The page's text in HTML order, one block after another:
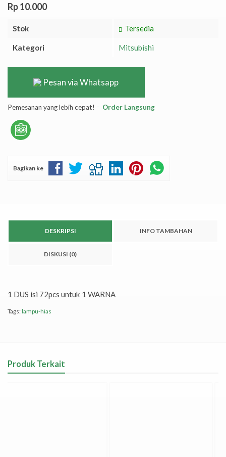
Rp 10.000
Stok Tersedia
Kategori Mitsubishi
Pesan via Whatsapp
Pemesanan yang lebih cepat! Order Langsung
Bagikan ke
DESKRIPSI INFO TAMBAHAN
DISKUSI (0)
1 DUS isi 72pcs untuk 1 WARNA
Tags:lampu-hias
Produk Terkait